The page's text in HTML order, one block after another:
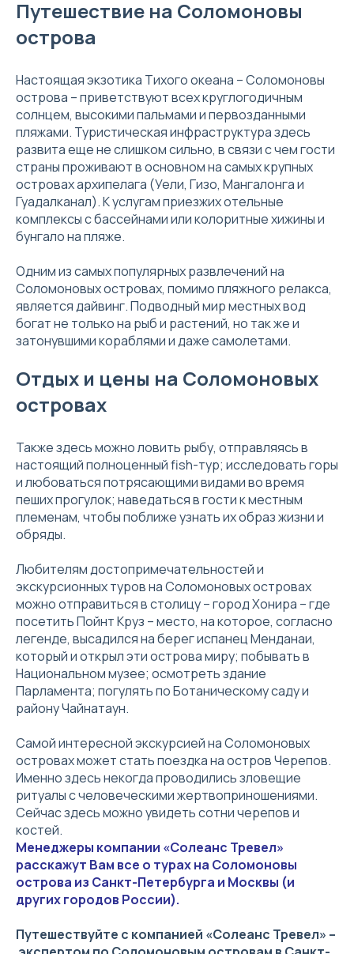
Путешествие на Соломоновы
острова
Настоящая экзотика Тихого океана – Соломоновы
острова – приветствуют всех круглогодичным
солнцем, высокими пальмами и первозданными
пляжами. Туристическая инфраструктура здесь
развита еще не слишком сильно, в связи с чем гости
страны проживают в основном на самых крупных
островах архипелага (Уели, Гизо, Мангалонга и
Гуадалканал). К услугам приезжих отельные
комплексы с бассейнами или колоритные хижины и
бунгало на пляже.
Одним из самых популярных развлечений на
Соломоновых островах, помимо пляжного релакса,
является дайвинг. Подводный мир местных вод
богат не только на рыб и растений, но так же и
затонувшими кораблями и даже самолетами.
Отдых и цены на Соломоновых
островах
Также здесь можно ловить рыбу, отправляясь в
настоящий полноценный fish-тур; исследовать горы
и любоваться потрясающими видами во время
пеших прогулок; наведаться в гости к местным
племенам, чтобы поближе узнать их образ жизни и
обряды.
Любителям достопримечательностей и
экскурсионных туров на Соломоновых островах
можно отправиться в столицу – город Хонира – где
посетить Пойнт Круз – место, на которое, согласно
легенде, высадился на берег испанец Менданаи,
который и открыл эти острова миру; побывать в
Национальном музее; осмотреть здание
Парламента; погулять по Ботаническому саду и
району Чайнатаун.
Самой интересной экскурсией на Соломоновых
островах может стать поездка на остров Черепов.
Именно здесь некогда проводились зловещие
ритуалы с человеческими жертвоприношениями.
Сейчас здесь можно увидеть сотни черепов и
костей.
Менеджеры компании «Солеанс Тревел»
расскажут Вам все о турах на Соломоновы
острова из Санкт-Петербурга и Москвы (и
других городов России).
Путешествуйте с компанией «Солеанс Тревел» –